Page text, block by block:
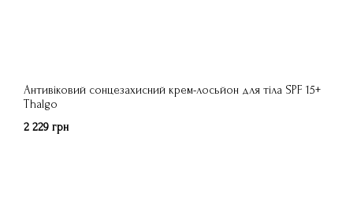
Антивіковий сонцезахисний крем-лосьйон для тіла SPF 15+
Thalgo
2 229 грн